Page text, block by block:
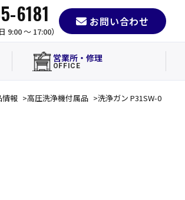
6181
9:00 〜 17:00）
お問い合わせ
営業所・修理
OFFICE
情報 高圧洗浄機付属品
洗浄ガン P31SW-0